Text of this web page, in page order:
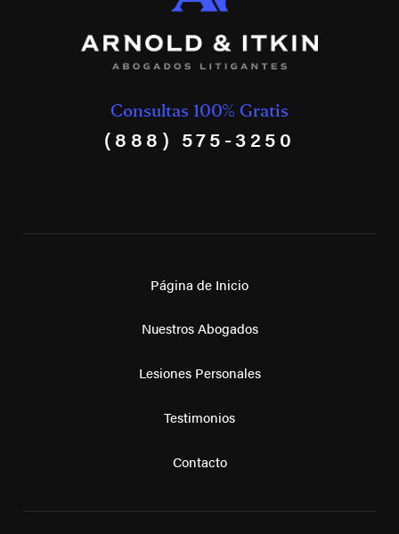
Consultas 100% Gratis
(888) 575-3250
Página de Inicio
Nuestros Abogados
Lesiones Personales
Testimonios
Contacto